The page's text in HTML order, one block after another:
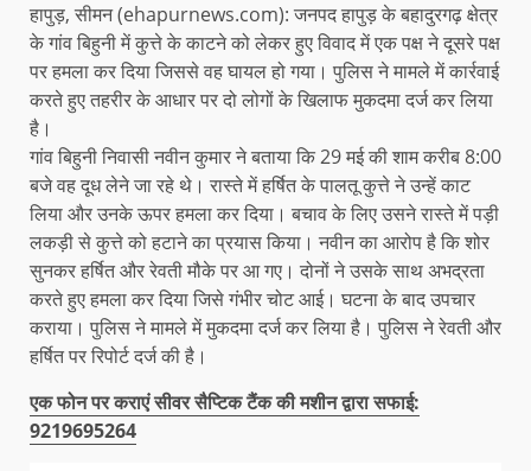
हापुड़, सीमन (ehapurnews.com): जनपद हापुड़ के बहादुरगढ़ क्षेत्र
के गांव बिहुनी में कुत्ते के काटने को लेकर हुए विवाद में एक पक्ष ने दूसरे पक्ष
पर हमला कर दिया जिससे वह घायल हो गया। पुलिस ने मामले में कार्रवाई
करते हुए तहरीर के आधार पर दो लोगों के खिलाफ मुकदमा दर्ज कर लिया
है।
गांव बिहुनी निवासी नवीन कुमार ने बताया कि 29 मई की शाम करीब 8:00
बजे वह दूध लेने जा रहे थे। रास्ते में हर्षित के पालतू कुत्ते ने उन्हें काट
लिया और उनके ऊपर हमला कर दिया। बचाव के लिए उसने रास्ते में पड़ी
लकड़ी से कुत्ते को हटाने का प्रयास किया। नवीन का आरोप है कि शोर
सुनकर हर्षित और रेवती मौके पर आ गए। दोनों ने उसके साथ अभद्रता
करते हुए हमला कर दिया जिसे गंभीर चोट आई। घटना के बाद उपचार
कराया। पुलिस ने मामले में मुकदमा दर्ज कर लिया है। पुलिस ने रेवती और
हर्षित पर रिपोर्ट दर्ज की है।
एक फोन पर कराएं सीवर सैप्टिक टैंक की मशीन द्वारा सफाई:
9219695264